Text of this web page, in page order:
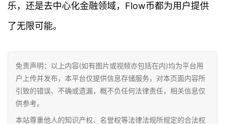
乐，还是去中心化金融领域，Flow币都为用户提供
了无限可能。
免责声明：以上内容(如有图片或视频亦包括在内)均为平台用
户上传并发布，本平台仅提供信息存储服务，对本页面内容所
引致的错误、不确或遗漏，概不负任何法律责任，相关信息仅
供参考。
本站尊重他人的知识产权、名誉权等法律法规所规定的合法权